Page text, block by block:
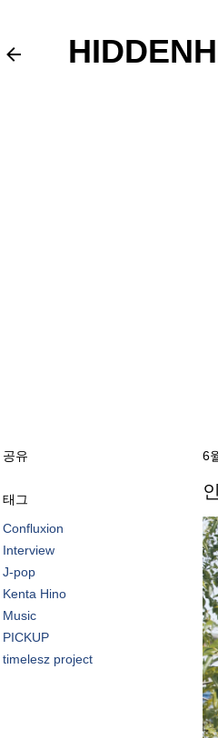
공유
태그
Confluxion
Interview
J-pop
Kenta Hino
Music
PICKUP
timelesz project
6